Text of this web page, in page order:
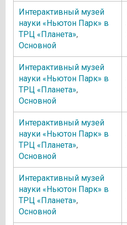
Интерактивный музей
науки «Ньютон Парк» в
ТРЦ «Планета»,
Основной
Интерактивный музей
науки «Ньютон Парк» в
ТРЦ «Планета»,
Основной
Интерактивный музей
науки «Ньютон Парк» в
ТРЦ «Планета»,
Основной
Интерактивный музей
науки «Ньютон Парк» в
ТРЦ «Планета»,
Основной